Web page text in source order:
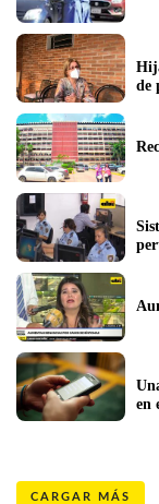
de
en
CARGAR MÁS